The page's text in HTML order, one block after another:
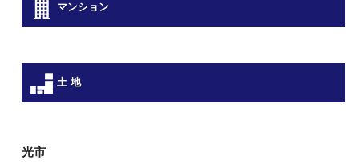
マンション
土 地
光市